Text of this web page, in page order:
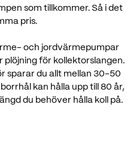
som tillkommer. Så i det
pris.
och jordvärmepumpar
plöjning för kollektorslangen.
sparar du allt mellan 30-50
kan hålla upp till 80 år,
du behöver hålla koll på.